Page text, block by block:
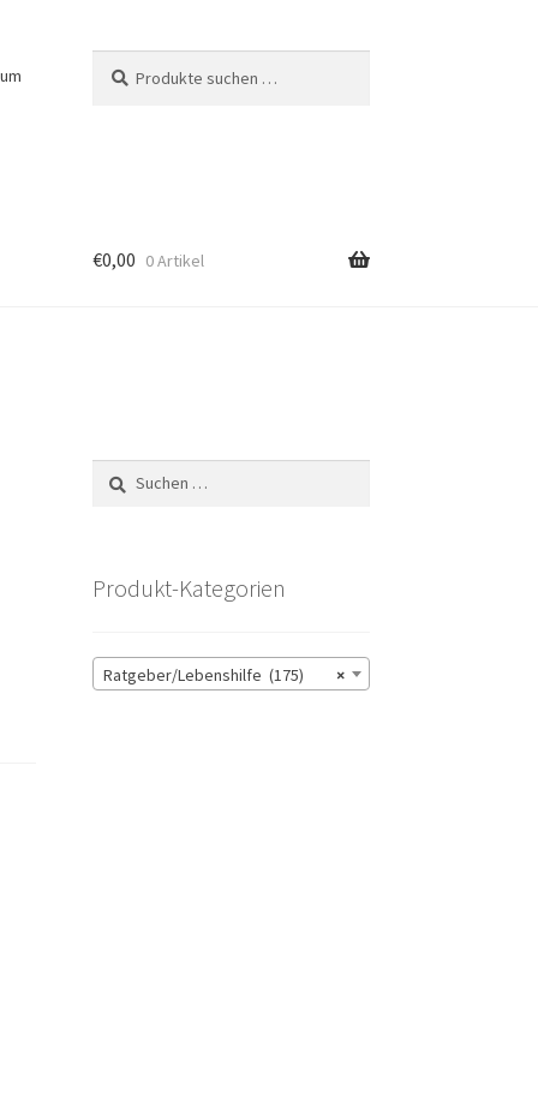
nach:
€0,00 0 Artikel
Suchen
nach:
Produkt-Kategorien
×
Ratgeber/Lebenshilfe (175)